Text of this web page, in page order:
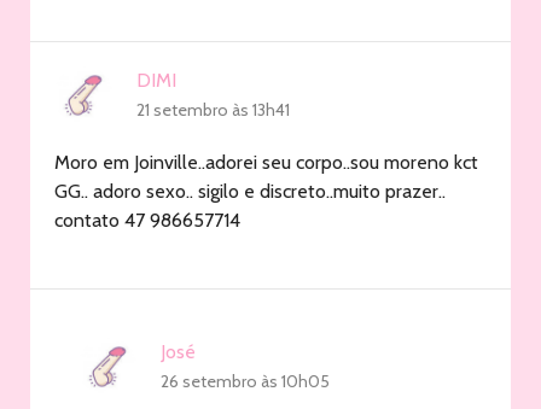
DIMI
21 setembro às 13h41
Moro em Joinville..adorei seu corpo..sou moreno kct
GG.. adoro sexo.. sigilo e discreto..muito prazer..
contato 47 986657714
José
26 setembro às 10h05